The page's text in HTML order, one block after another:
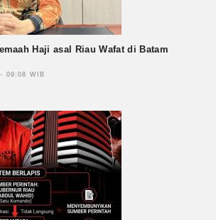
Haji asal Riau Wafat di Batam
09:08 WIB